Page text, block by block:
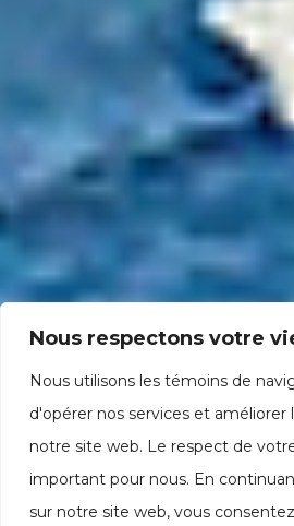
Nous respectons votre
Nous utilisons les témoins de
d'opérer nos services et améliorer
notre site web. Le respect de
important pour nous. En
sur notre site web, vous